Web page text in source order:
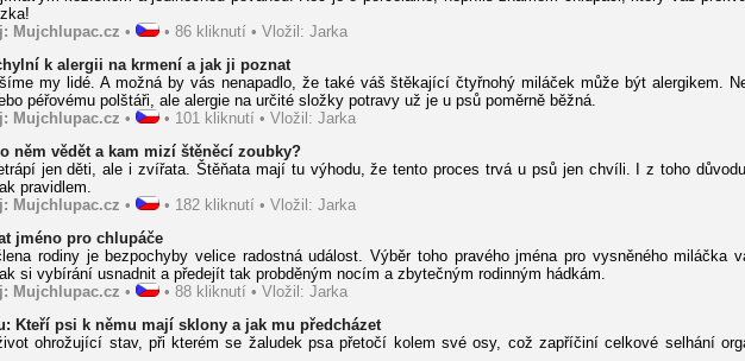
Mujchlupac.cz •
• 86 kliknutí • Vložil: Jarka
k alergii na krmení a jak ji poznat
my lidé. A možná by vás nenapadlo, že také váš štěkající čtyřnohý miláček může být alergikem.
péřovému polštáři, ale alergie na určité složky potravy už je u psů poměrně běžná.
Mujchlupac.cz •
• 101 kliknutí • Vložil: Jarka
něm vědět a kam mizí štěněcí zoubky?
jen děti, ale i zvířata. Štěňata mají tu výhodu, že tento proces trvá u psů jen chvíli. I z toho
pravidlem.
Mujchlupac.cz •
• 182 kliknutí • Vložil: Jarka
jméno pro chlupáče
rodiny je bezpochyby velice radostná událost. Výběr toho pravého jména pro vysněného miláčka
si vybírání usnadnit a předejít tak probděným nocím a zbytečným rodinným hádkám.
Mujchlupac.cz •
• 88 kliknutí • Vložil: Jarka
Kteří psi k němu mají sklony a jak mu předcházet
ohrožující stav, při kterém se žaludek psa přetočí kolem své osy, což zapříčiní celkové selhání